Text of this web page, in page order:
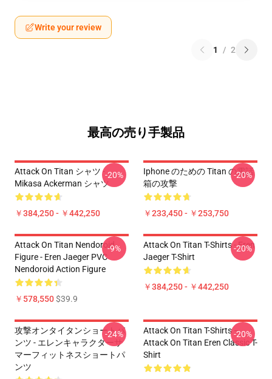
Write your review
1 / 2
最高の売り手製品
Attack On Titan シャツ -
Mikasa Ackerman シャツ
￥384,250 - ￥442,250
-20%
Iphone のための Titan の電話
箱の攻撃
￥233,450 - ￥253,750
-20%
Attack On Titan Nendoroid
Figure - Eren Jaeger PVC
Nendoroid Action Figure
￥578,550$39.9
-9%
Attack On Titan T-Shirts - Eren
Jaeger T-Shirt
￥384,250 - ￥442,250
-20%
攻撃オンタイタンショートパ
ンツ - エレンキャラクターサ
マーフィットネスショートパ
ンツ
-24%
Attack On Titan T-Shirts –
Attack On Titan Eren Classic T-
Shirt
-20%